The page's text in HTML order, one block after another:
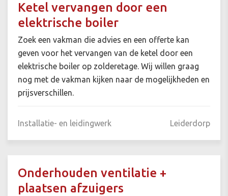
Ketel vervangen door een
elektrische boiler
Zoek een vakman die advies en een offerte kan
geven voor het vervangen van de ketel door een
elektrische boiler op zolderetage. Wij willen graag
nog met de vakman kijken naar de mogelijkheden en
prijsverschillen.
Installatie- en leidingwerk Leiderdorp
Onderhouden ventilatie +
plaatsen afzuigers